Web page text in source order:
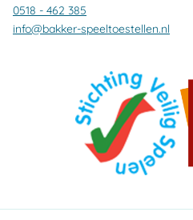
0518 - 462 385
info@bakker-speeltoestellen.nl